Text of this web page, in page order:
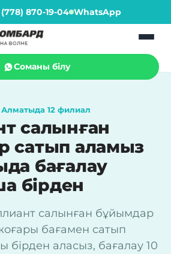
870-19-04 WhatsApp
Соманы білу
Алматыда 12 филиал
салынған
сатып аламыз
бағалау
бірден
салынған бұйымдар
бағамен сатып
бірден аласыз, бағалау 10